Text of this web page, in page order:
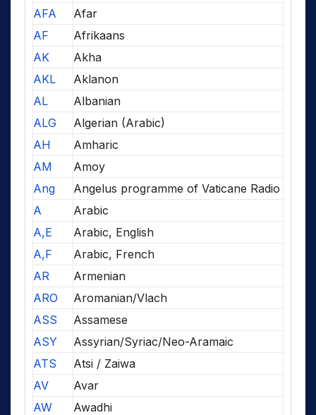
AFA
Afar
AF
Afrikaans
AK
Akha
AKL
Aklanon
AL
Albanian
ALG
Algerian (Arabic)
AH
Amharic
AM
Amoy
Ang
Angelus programme of Vaticane Radio
A
Arabic
A,E
Arabic, English
A,F
Arabic, French
AR
Armenian
ARO
Aromanian/Vlach
ASS
Assamese
ASY
Assyrian/Syriac/Neo-Aramaic
ATS
Atsi / Zaiwa
AV
Avar
AW
Awadhi